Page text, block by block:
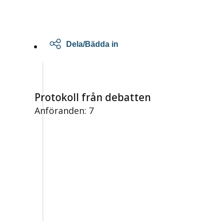
Dela/Bädda in
Protokoll från debatten
Anföranden: 7